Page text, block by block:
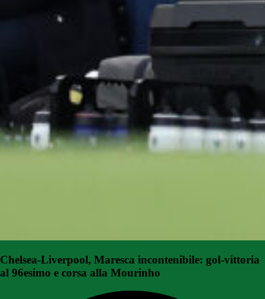
Chelsea-Liverpool, Maresca incontenibile: gol-vittoria
al 96esimo e corsa alla Mourinho